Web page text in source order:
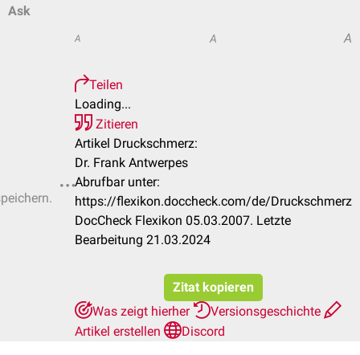
Ask
A A A
Teilen
Loading...
Zitieren
Artikel Druckschmerz:
Dr. Frank Antwerpes
Abrufbar unter:
https://flexikon.doccheck.com/de/Druckschmerz
DocCheck Flexikon 05.03.2007. Letzte
Bearbeitung 21.03.2024
Zitat kopieren
Was zeigt hierher
Versionsgeschichte
Artikel erstellen
Discord